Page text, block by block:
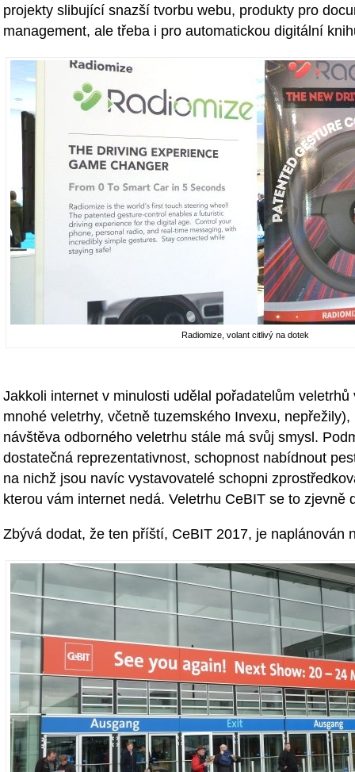
projekty slibující snazší tvorbu webu, produkty pro
management, ale třeba i pro automatickou digitální
Radiomize, volant citlivý na dotek
Jakkoli internet v minulosti udělal pořadatelům veletrhů
mnohé veletrhy, včetně tuzemského Invexu,
návštěva odborného veletrhu stále má svůj smysl.
dostatečná reprezentativnost, schopnost nabídnout
na nichž jsou navíc vystavovatelé schopni
kterou vám internet nedá. Veletrhu CeBIT se to zjevně
Zbývá dodat, že ten příští, CeBIT 2017, je naplánován